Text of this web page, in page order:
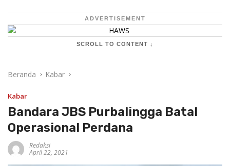
ADVERTISEMENT
SCROLL TO CONTENT ↓
Beranda Kabar
Kabar
Bandara JBS Purbalingga Batal
Operasional Perdana
Redaksi
April 22, 2021